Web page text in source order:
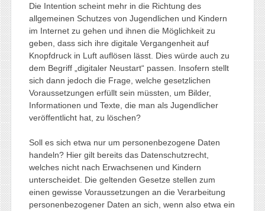
Die Intention scheint mehr in die Richtung des
allgemeinen Schutzes von Jugendlichen und Kindern
im Internet zu gehen und ihnen die Möglichkeit zu
geben, dass sich ihre digitale Vergangenheit auf
Knopfdruck in Luft auflösen lässt. Dies würde auch zu
dem Begriff „digitaler Neustart“ passen. Insofern stellt
sich dann jedoch die Frage, welche gesetzlichen
Voraussetzungen erfüllt sein müssten, um Bilder,
Informationen und Texte, die man als Jugendlicher
veröffentlicht hat, zu löschen?
Soll es sich etwa nur um personenbezogene Daten
handeln? Hier gilt bereits das Datenschutzrecht,
welches nicht nach Erwachsenen und Kindern
unterscheidet. Die geltenden Gesetze stellen zum
einen gewisse Voraussetzungen an die Verarbeitung
personenbezogener Daten an sich, wenn also etwa ein